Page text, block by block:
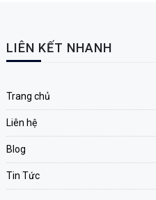
LIÊN KẾT NHANH
Trang chủ
Liên hệ
Blog
Tin Tức